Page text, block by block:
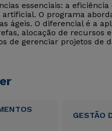
essenciais: a
O programa
ágeis. O diferencial é a
alocação de recursos
de gerenciar projetos de
GESTÃO